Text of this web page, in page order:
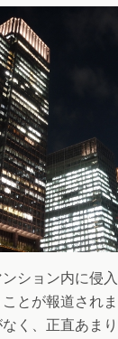
ション内に侵
とが報道され
く、正直あま